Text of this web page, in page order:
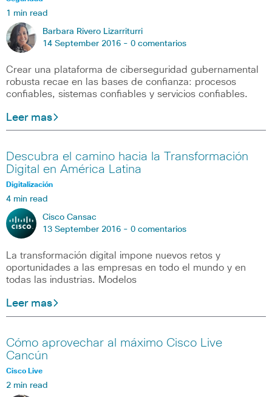
1 min read
Barbara Rivero Lizarriturri
14 September 2016 - 0 comentarios
Crear una plataforma de ciberseguridad gubernamental
robusta recae en las bases de confianza: procesos
confiables, sistemas confiables y servicios confiables.
Leer mas
Descubra el camino hacia la Transformación
Digital en América Latina
Digitalización
4 min read
Cisco Cansac
13 September 2016 - 0 comentarios
La transformación digital impone nuevos retos y
oportunidades a las empresas en todo el mundo y en
todas las industrias. Modelos
Leer mas
Cómo aprovechar al máximo Cisco Live
Cancún
Cisco Live
2 min read